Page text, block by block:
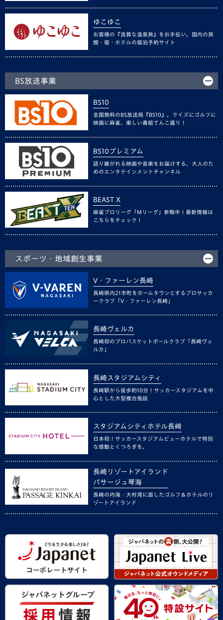
ゆこゆこ
お客様の『良質な温泉旅』をお手伝い。国内の旅
館・宿・ホテルの宿泊予約サイト
BS放送事業
BS10
全国無料のBS放送局『BS10』。クイズにゴルフに
映画に麻雀、楽しい番組てんこ盛り！
BS10プレミアム
語り継がれる映画や音楽をお届けする、大人のた
めのエンタテインメントチャンネル
BEAST X
麻雀プロリーグ「Mリーグ」参戦中！最新情報は
こちらをチェック！
スポーツ・地域創生事業
V・ファーレン長崎
長崎県内21市町をホームタウンとするプロサッカ
ークラブ「V・ファーレン長崎」
長崎ヴェルカ
長崎初のプロバスケットボールクラブ「長崎ヴェ
ルカ」
長崎スタジアムシティ
長崎駅から徒歩約10分！サッカースタジアムを中
心とした大型複合施設
スタジアムシティホテル長崎
日本初！サッカースタジアムビューホテルで特別
な感動とくつろぎを。
長崎リゾートアイランド
パサージュ琴海
長崎の内海・大村湾に面したゴルフ＆ホテルのリ
ゾートアイランド